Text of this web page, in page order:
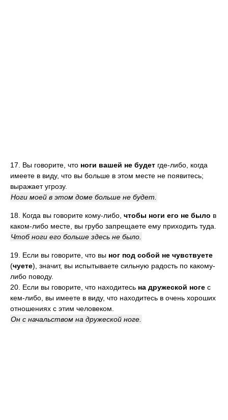
17. Вы говорите, что ноги вашей не будет где-либо, когда
имеете в виду, что вы больше в этом месте не появитесь;
выражает угрозу.
Ноги моей в этом доме больше не будет.
18. Когда вы говорите кому-либо, чтобы ноги его не было в
каком-либо месте, вы грубо запрещаете ему приходить туда.
Чтоб ноги его больше здесь не было.
19. Если вы говорите, что вы ног под собой не чувствуете
(чуете), значит, вы испытываете сильную радость по какому-
либо поводу.
20. Если вы говорите, что находитесь на дружеской ноге с
кем-либо, вы имеете в виду, что находитесь в очень хороших
отношениях с этим человеком.
Он с начальством на дружеской ноге.